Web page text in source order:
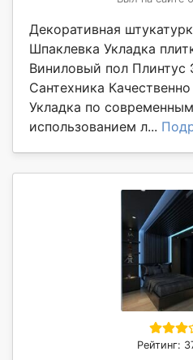
Декоративная
Шпаклевка Укладка
Виниловый пол Плинтус
Сантехника
Укладка по
использованием л...
Рейтинг: